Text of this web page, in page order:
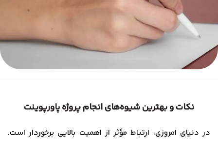
نکات و بهترین شیوه‌های انجام پروژه پاورپوینت
در دنیای امروزی، ارتباط مؤثر از اهمیت بالایی برخوردار است.